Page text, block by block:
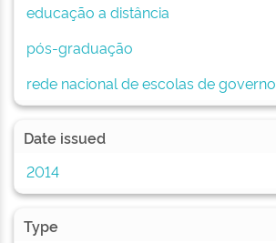
educação a distância
pós-graduação
rede nacional de escolas de governo
Date issued
2014
Type